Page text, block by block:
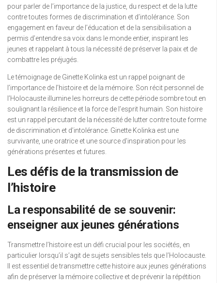
pour parler de l’importance de la justice, du respect et de la lutte
contre toutes formes de discrimination et d’intolérance. Son
engagement en faveur de l’éducation et de la sensibilisation a
permis d’entendre sa voix dans le monde entier, inspirant les
jeunes et rappelant à tous la nécessité de préserver la paix et de
combattre les préjugés.
Le témoignage de Ginette Kolinka est un rappel poignant de
l’importance de l’histoire et de la mémoire. Son récit personnel de
l’Holocauste illumine les horreurs de cette période sombre tout en
soulignant la résilience et la force de l’esprit humain. Son histoire
est un rappel percutant de la nécessité de lutter contre toute forme
de discrimination et d’intolérance. Ginette Kolinka est une
survivante, une oratrice et une source d’inspiration pour les
générations présentes et futures.
Les défis de la transmission de
l’histoire
La responsabilité de se souvenir:
enseigner aux jeunes générations
Transmettre l’histoire est un défi crucial pour les sociétés, en
particulier lorsqu’il s’agit de sujets sensibles tels que l’Holocauste.
Il est essentiel de transmettre cette histoire aux jeunes générations
afin de préserver la mémoire collective et de prévenir la répétition